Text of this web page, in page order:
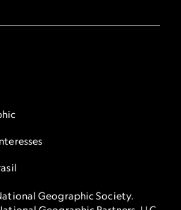
Geographic Society.